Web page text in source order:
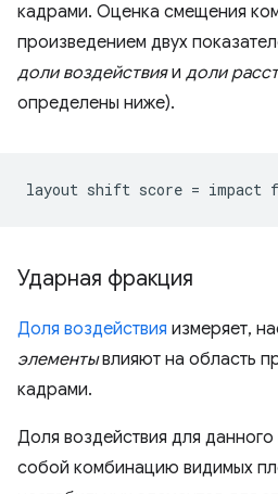
кадрами. Оценка смещения
произведением двух
доли воздействияи доли
определены ниже).
Ударная фракция
Доля воздействия измеряет,
элементывлияют на область
кадрами.
Доля воздействия для
собой комбинацию видимых